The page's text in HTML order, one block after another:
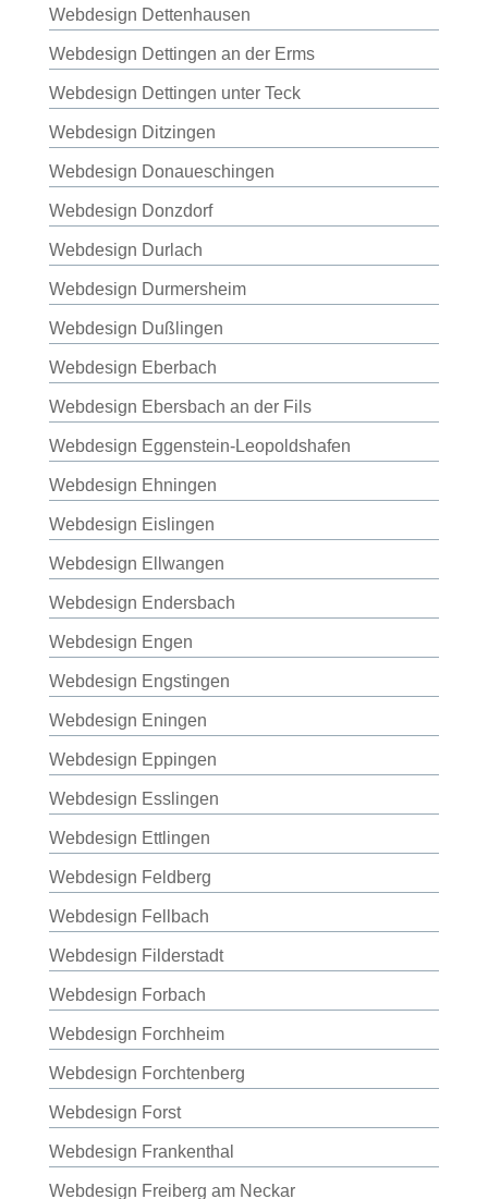
Webdesign Dettenhausen
Webdesign Dettingen an der Erms
Webdesign Dettingen unter Teck
Webdesign Ditzingen
Webdesign Donaueschingen
Webdesign Donzdorf
Webdesign Durlach
Webdesign Durmersheim
Webdesign Dußlingen
Webdesign Eberbach
Webdesign Ebersbach an der Fils
Webdesign Eggenstein-Leopoldshafen
Webdesign Ehningen
Webdesign Eislingen
Webdesign Ellwangen
Webdesign Endersbach
Webdesign Engen
Webdesign Engstingen
Webdesign Eningen
Webdesign Eppingen
Webdesign Esslingen
Webdesign Ettlingen
Webdesign Feldberg
Webdesign Fellbach
Webdesign Filderstadt
Webdesign Forbach
Webdesign Forchheim
Webdesign Forchtenberg
Webdesign Forst
Webdesign Frankenthal
Webdesign Freiberg am Neckar